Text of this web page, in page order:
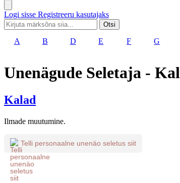
Logi sisse Registreeru kasutajaks
Otsi
A B D E F G
Unenägude Seletaja -
Kalad
Ilmade muutumine.
Telli personaalne unenäo seletus siit